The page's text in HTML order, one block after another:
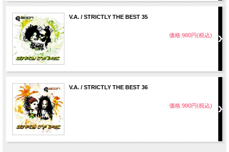
V.A. / STRICTLY THE BEST 35
価格:980円(税込)
V.A. / STRICTLY THE BEST 36
価格:980円(税込)